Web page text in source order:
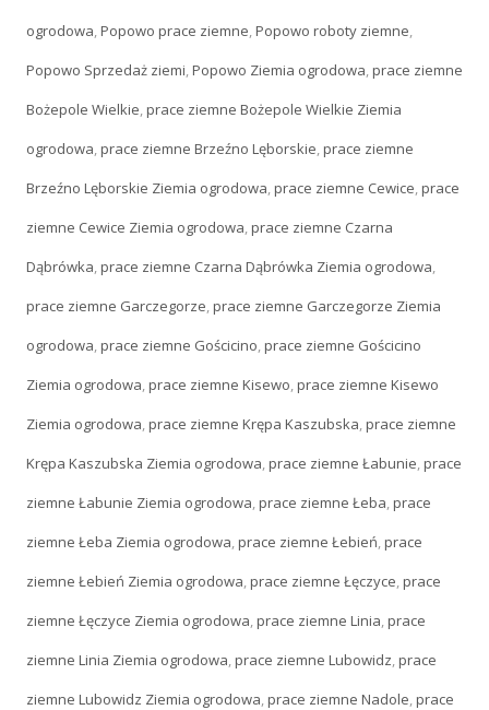
ogrodowa,Popowo prace ziemne,Popowo roboty ziemne,
Popowo Sprzedaż ziemi,Popowo Ziemia ogrodowa,prace ziemne
Bożepole Wielkie,prace ziemne Bożepole Wielkie Ziemia
ogrodowa,prace ziemne Brzeźno Lęborskie,prace ziemne
Brzeźno Lęborskie Ziemia ogrodowa,prace ziemne Cewice,prace
ziemne Cewice Ziemia ogrodowa,prace ziemne Czarna
Dąbrówka,prace ziemne Czarna Dąbrówka Ziemia ogrodowa,
prace ziemne Garczegorze,prace ziemne Garczegorze Ziemia
ogrodowa,prace ziemne Gościcino,prace ziemne Gościcino
Ziemia ogrodowa,prace ziemne Kisewo,prace ziemne Kisewo
Ziemia ogrodowa,prace ziemne Krępa Kaszubska,prace ziemne
Krępa Kaszubska Ziemia ogrodowa,prace ziemne Łabunie,prace
ziemne Łabunie Ziemia ogrodowa,prace ziemne Łeba,prace
ziemne Łeba Ziemia ogrodowa,prace ziemne Łebień,prace
ziemne Łebień Ziemia ogrodowa,prace ziemne Łęczyce,prace
ziemne Łęczyce Ziemia ogrodowa,prace ziemne Linia,prace
ziemne Linia Ziemia ogrodowa,prace ziemne Lubowidz,prace
ziemne Lubowidz Ziemia ogrodowa,prace ziemne Nadole,prace